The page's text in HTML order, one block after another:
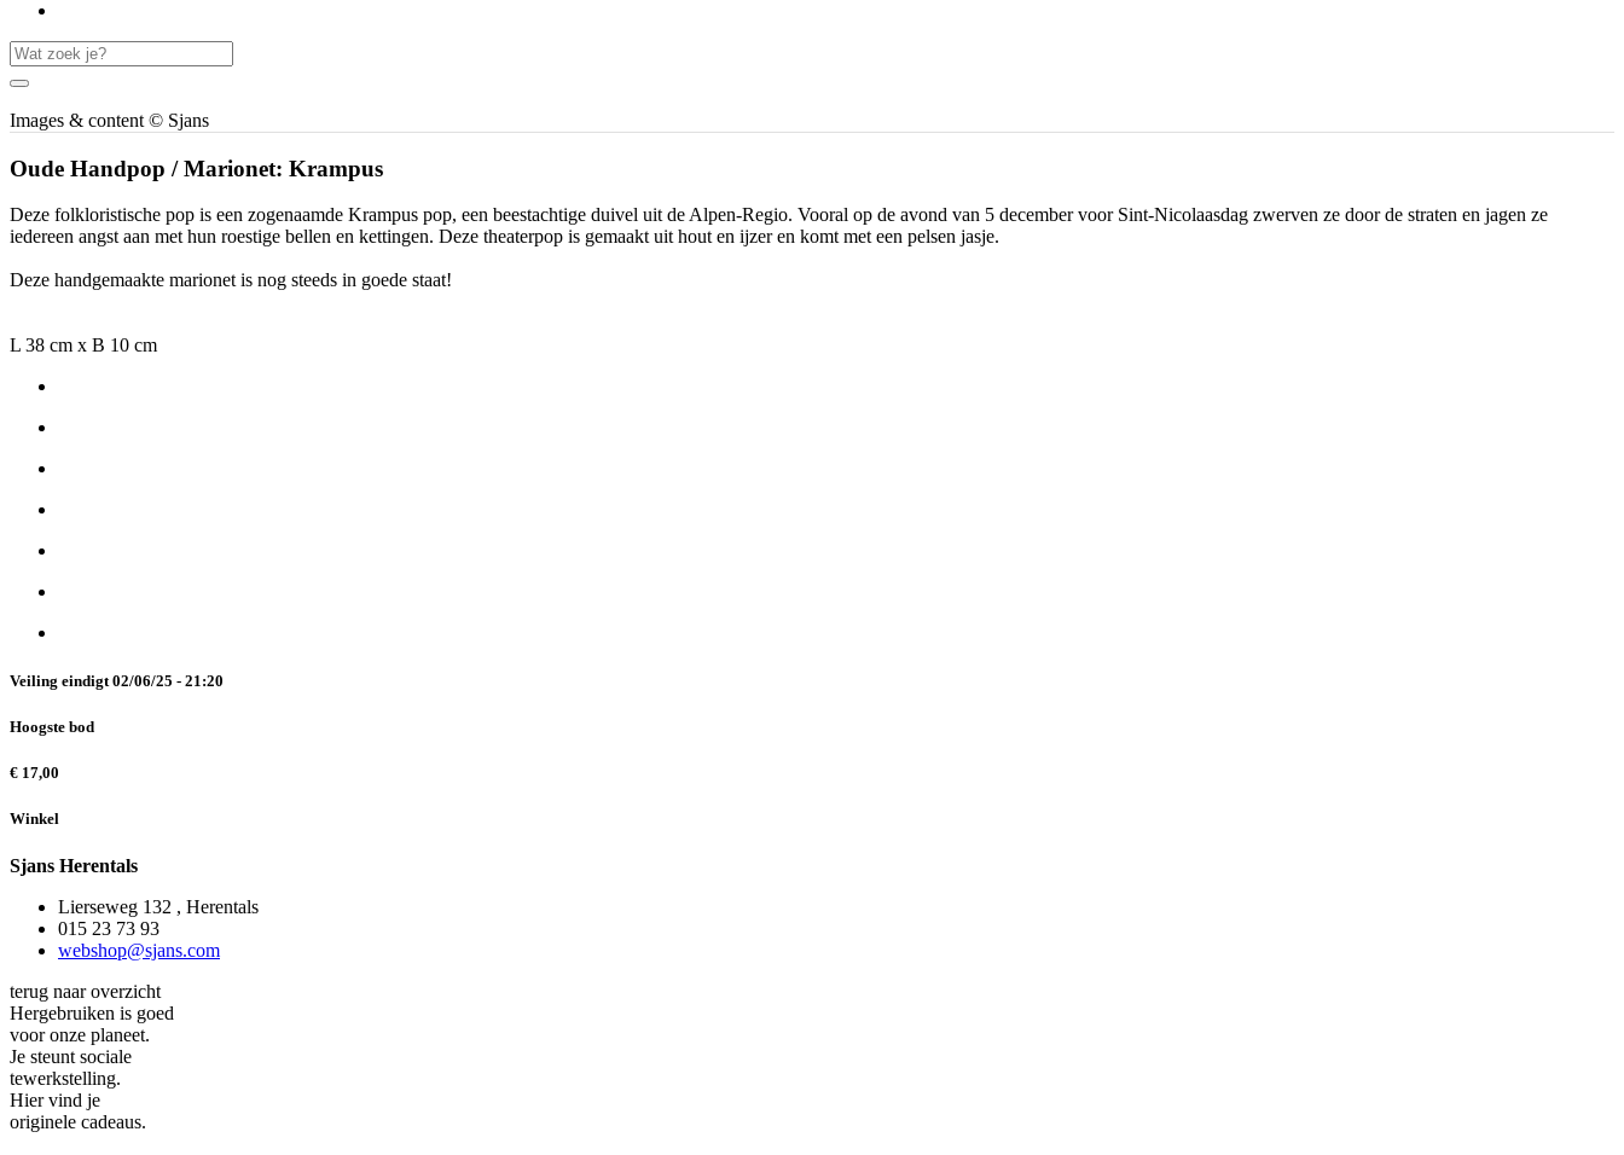
Images & content © Sjans
Oude Handpop / Marionet: Krampus
Deze folkloristische pop is een zogenaamde Krampus pop, een beestachtige duivel uit de Alpen-Regio. Vooral op de avond van 5 december voor Sint-Nicolaasdag zwerven ze door de straten en jagen ze
iedereen angst aan met hun roestige bellen en kettingen. Deze theaterpop is gemaakt uit hout en ijzer en komt met een pelsen jasje.
Deze handgemaakte marionet is nog steeds in goede staat!
L 38 cm x B 10 cm
Veiling eindigt 02/06/25 - 21:20
Hoogste bod
€ 17,00
Winkel
Sjans Herentals
Lierseweg 132 , Herentals
015 23 73 93
webshop@sjans.com
terug naar overzicht
Hergebruiken is goed
voor onze planeet.
Je steunt sociale
tewerkstelling.
Hier vind je
originele cadeaus.